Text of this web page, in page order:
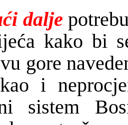
dalje
kako bi
gore
kao i
sistem